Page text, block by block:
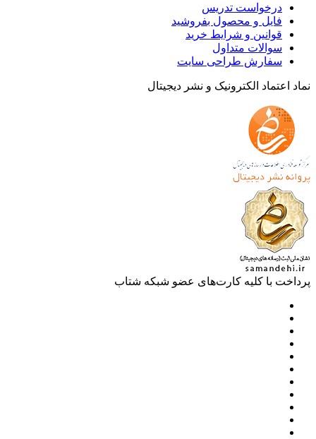
درخواست تدریس
فایل و محصول بفروشید
قوانین و شرایط خرید
سوالات متداول
سفارش طراحی سایت
اعتماد الکترونیک و نشر دیجیتال
با کلیه کارت‌های عضو شبکه شتاب